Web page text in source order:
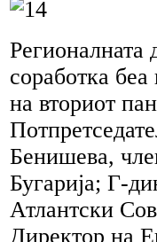
Регионалната
соработка
на вториот
Бенишева,
Бугарија; Г-
Атлантски
Директор на